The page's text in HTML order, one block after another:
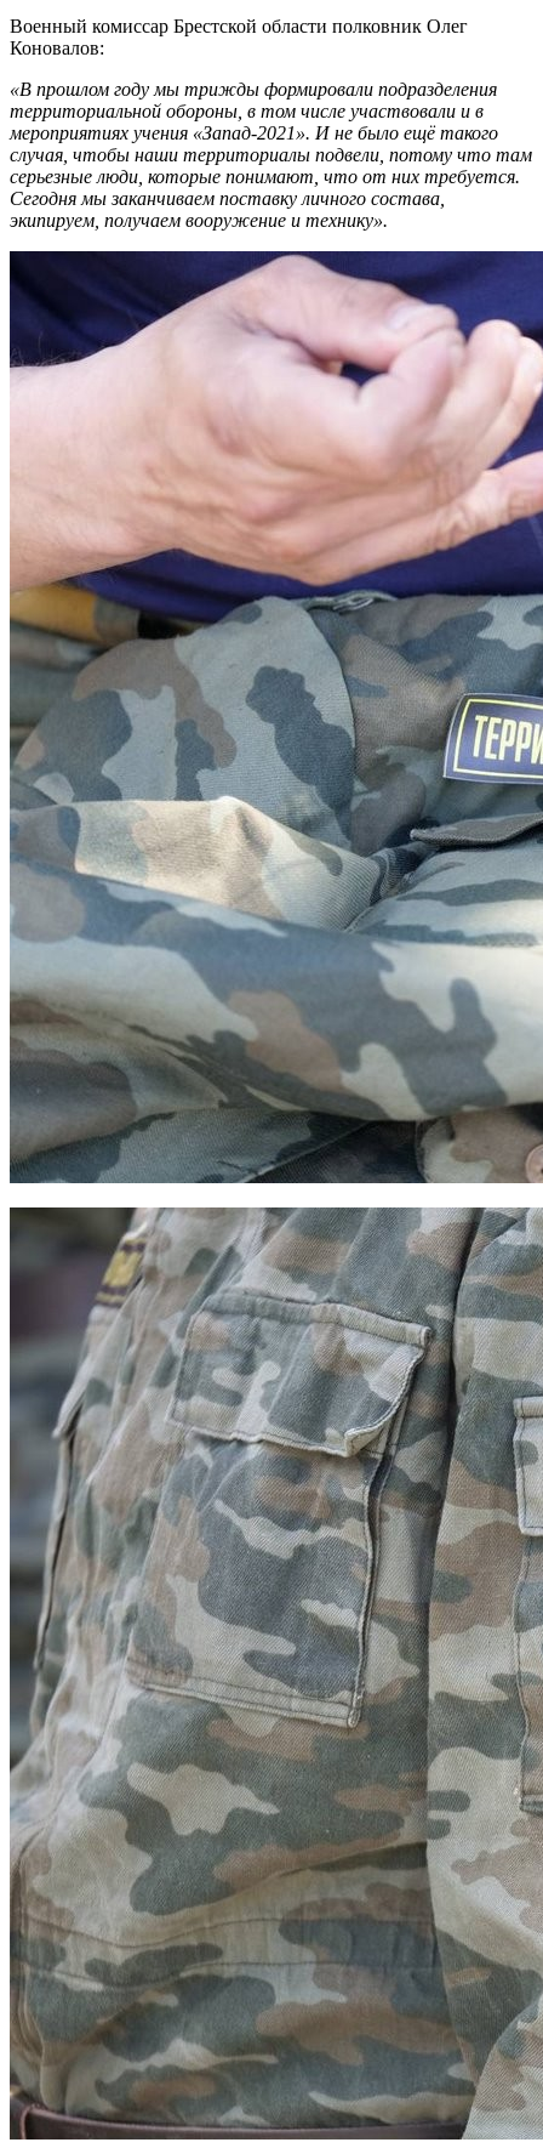
Военный комиссар Брестской области полковник Олег
Коновалов:
«В прошлом году мы трижды формировали подразделения
территориальной обороны, в том числе участвовали и в
мероприятиях учения «Запад-2021». И не было ещё такого
случая, чтобы наши территориалы подвели, потому что там
серьезные люди, которые понимают, что от них требуется.
Сегодня мы заканчиваем поставку личного состава,
экипируем, получаем вооружение и технику».